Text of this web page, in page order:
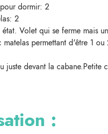
dormir: 2
2
Volet qui se ferme mais
matelas permettant d'être 1 ou
juste devant la
: